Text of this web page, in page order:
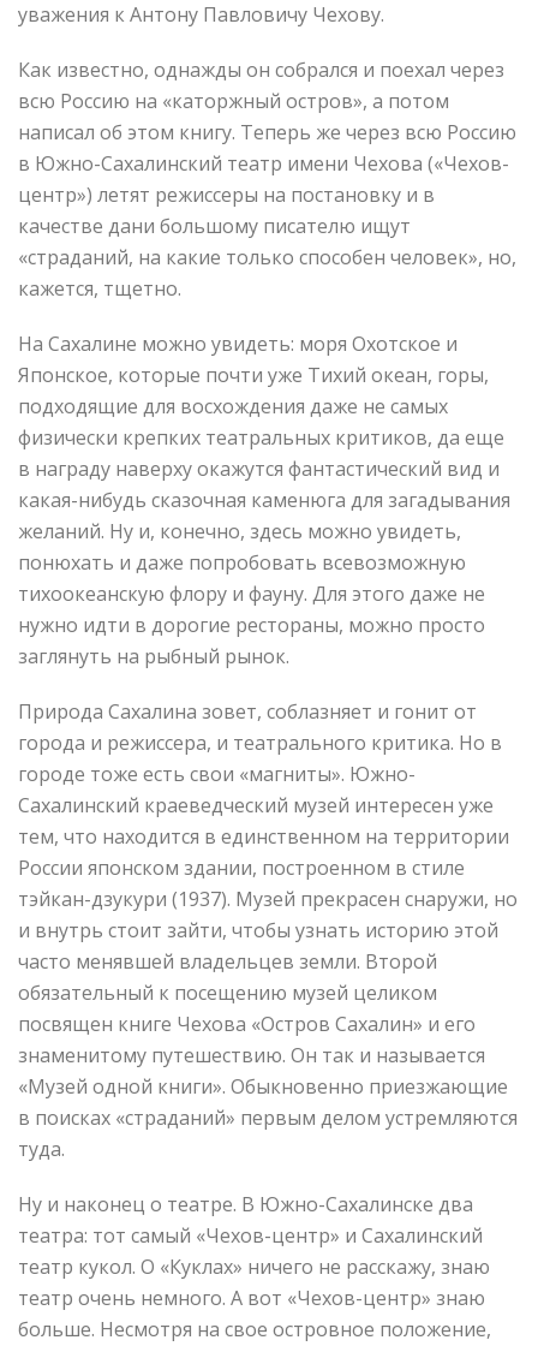
уважения к Антону Павловичу Чехову.
Как известно, однажды он собрался и поехал через
всю Россию на «каторжный остров», а потом
написал об этом книгу. Теперь же через всю Россию
в Южно-Сахалинский театр имени Чехова («Чехов-
центр») летят режиссеры на постановку и в
качестве дани большому писателю ищут
«страданий, на какие только способен человек», но,
кажется, тщетно.
На Сахалине можно увидеть: моря Охотское и
Японское, которые почти уже Тихий океан, горы,
подходящие для восхождения даже не самых
физически крепких театральных критиков, да еще
в награду наверху окажутся фантастический вид и
какая-нибудь сказочная каменюга для загадывания
желаний. Ну и, конечно, здесь можно увидеть,
понюхать и даже попробовать всевозможную
тихоокеанскую флору и фауну. Для этого даже не
нужно идти в дорогие рестораны, можно просто
заглянуть на рыбный рынок.
Природа Сахалина зовет, соблазняет и гонит от
города и режиссера, и театрального критика. Но в
городе тоже есть свои «магниты». Южно-
Сахалинский краеведческий музей интересен уже
тем, что находится в единственном на территории
России японском здании, построенном в стиле
тэйкан-дзукури (1937). Музей прекрасен снаружи, но
и внутрь стоит зайти, чтобы узнать историю этой
часто менявшей владельцев земли. Второй
обязательный к посещению музей целиком
посвящен книге Чехова «Остров Сахалин» и его
знаменитому путешествию. Он так и называется
«Музей одной книги». Обыкновенно приезжающие
в поисках «страданий» первым делом устремляются
туда.
Ну и наконец о театре. В Южно-Сахалинске два
театра: тот самый «Чехов-центр» и Сахалинский
театр кукол. О «Куклах» ничего не расскажу, знаю
театр очень немного. А вот «Чехов-центр» знаю
больше. Несмотря на свое островное положение,